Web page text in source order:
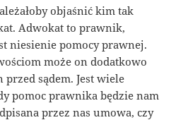
objaśnić kim tak
Adwokat to prawnik,
niesienie pomocy prawnej.
może on dodatkowo
sądem. Jest wiele
pomoc prawnika będzie nam
przez nas umowa, czy